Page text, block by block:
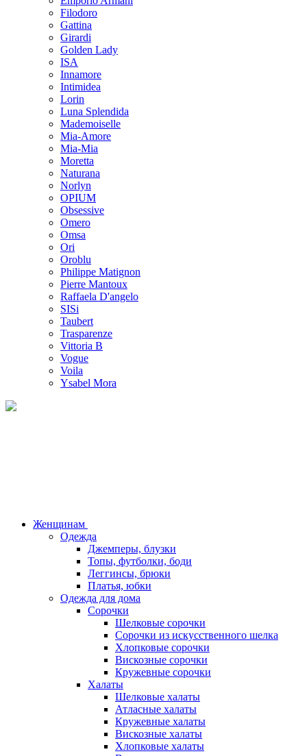
Filodoro
Gattina
Girardi
Golden Lady
ISA
Innamore
Intimidea
Lorin
Luna Splendida
Mademoiselle
Mia-Amore
Mia-Mia
Moretta
Naturana
Norlyn
OPIUM
Obsessive
Omero
Omsa
Ori
Oroblu
Philippe Matignon
Pierre Mantoux
Raffaela D'angelo
SISi
Taubert
Trasparenze
Vittoria B
Vogue
Voila
Ysabel Mora
Женщинам
Одежда
Джемперы, блузки
Топы, футболки, боди
Леггинсы, брюки
Платья, юбки
Одежда для дома
Сорочки
Шелковые сорочки
Сорочки из искусственного шелка
Хлопковые сорочки
Вискозные сорочки
Кружевные сорочки
Халаты
Шелковые халаты
Атласные халаты
Кружевные халаты
Вискозные халаты
Хлопковые халаты